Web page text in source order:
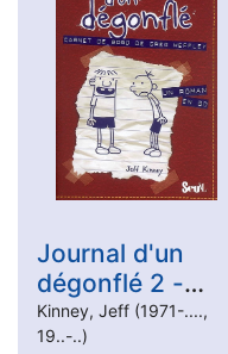
Journal d'un
dégonflé 2 -
Rodrick fait sa
loi
Kinney, Jeff (1971-....,
19..-..)